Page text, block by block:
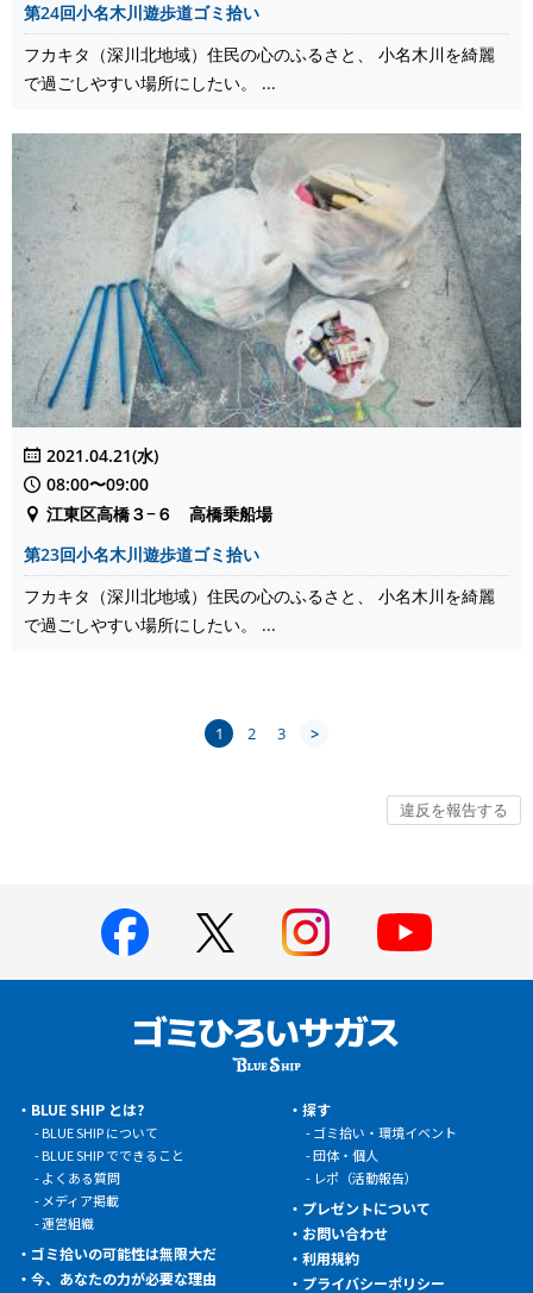
第24回小名木川遊歩道ゴミ拾い
フカキタ（深川北地域）住民の心のふるさと、 小名木川を綺麗
で過ごしやすい場所にしたい。 ...
2021.04.21(水)
08:00〜09:00
江東区高橋３−６ 高橋乗船場
第23回小名木川遊歩道ゴミ拾い
フカキタ（深川北地域）住民の心のふるさと、 小名木川を綺麗
で過ごしやすい場所にしたい。 ...
1 2 3 >
BLUE SHIP とは?
BLUE SHIP について
BLUE SHIP でできること
よくある質問
メディア掲載
運営組織
ゴミ拾いの可能性は無限大だ
今、あなたの力が必要な理由
探す
ゴミ拾い・環境イベント
団体・個人
レポ（活動報告）
プレゼントについて
お問い合わせ
利用規約
プライバシーポリシー